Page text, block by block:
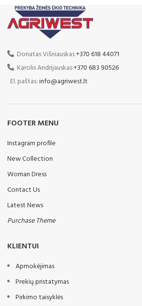
Donatas Višniauskas+370 618 44071
Karolis Andrijauskas+370 683 90526
El. paštas:info@agriwest.lt
FOOTER MENU
Instagram profile
New Collection
Woman Dress
Contact Us
Latest News
Purchase Theme
KLIENTUI
Apmokėjimas
Prekių pristatymas
Pirkimo taisyklės